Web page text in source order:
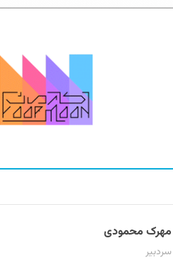
مهرک محمودی
سردبیر